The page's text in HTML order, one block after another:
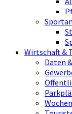
Wirtschaft &
Daten